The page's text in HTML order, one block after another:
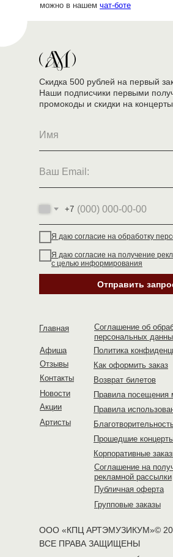
ООО «КПЦ АРТЭМУЗИКУМ»©
ВСЕ ПРАВА ЗАЩИЩЕНЫ
Скидка 500 рублей на первый
Наши подписчики первыми
промокоды и скидки на концерты.
Главная
Афиша
Отзывы
Контакты
Новости
Акции
Правила посещения
Правила
Политика
Корпоративные
Возврат билетов
Как оформить заказ
Соглашение на
рекламной рассылки
Публичная оферта
Групповые заказы
Прошедшие
Соглашение об
персональных
можно в нашем чат-боте
Артисты
+7
Я даю согласие на обработку
Я даю согласие на получение
с целью информирования
Отправить